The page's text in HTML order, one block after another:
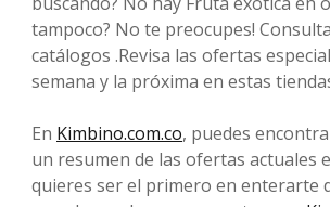
tampoco? No te preocupes!
catálogos .Revisa las ofertas
semana y la próxima en estas
En Kimbino.com.co, puedes
un resumen de las ofertas actuales
quieres ser el primero en enterarte